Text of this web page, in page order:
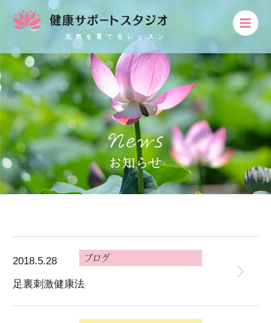
元気を育てるレッスン
2018.5.28
足裏刺激健康法